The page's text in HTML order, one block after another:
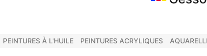
PEINTURES À L'HUILE PEINTURES ACRYLIQUES